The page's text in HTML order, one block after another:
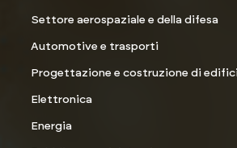
Settore aerospaziale e della difesa
Automotive e trasporti
Progettazione e costruzione di
Elettronica
Energia